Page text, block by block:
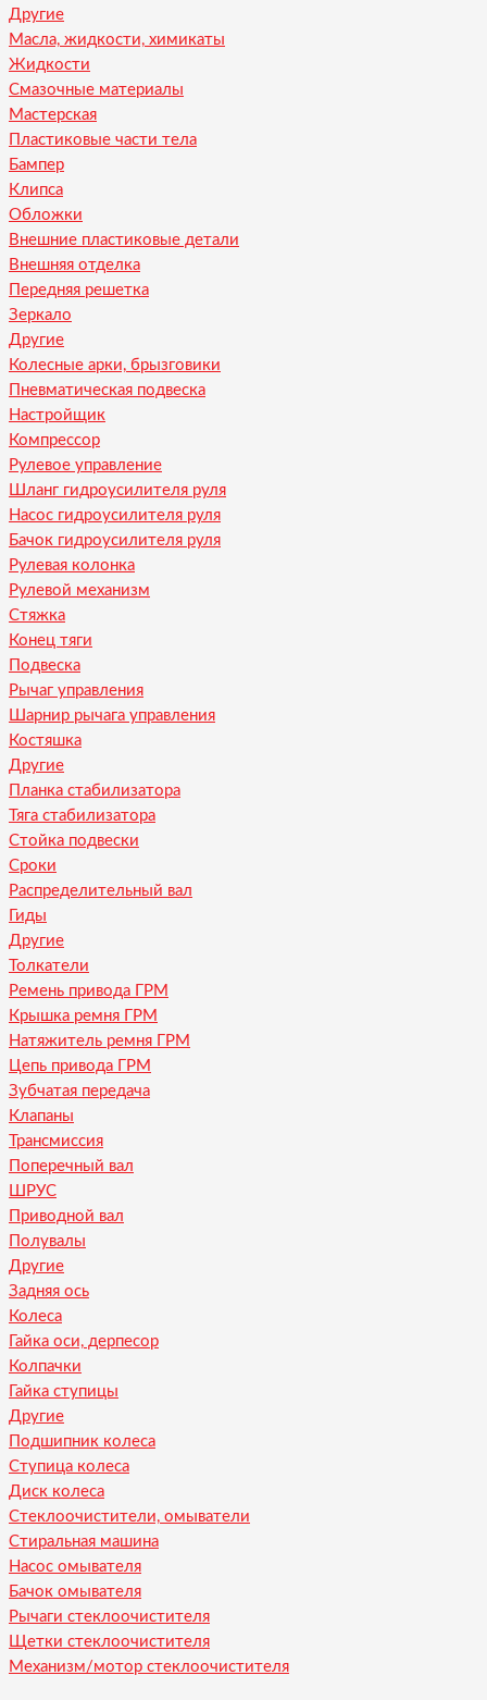
Другие
Масла, жидкости, химикаты
Жидкости
Смазочные материалы
Мастерская
Пластиковые части тела
Бампер
Клипса
Обложки
Внешние пластиковые детали
Внешняя отделка
Передняя решетка
Зеркало
Другие
Колесные арки, брызговики
Пневматическая подвеска
Настройщик
Компрессор
Рулевое управление
Шланг гидроусилителя руля
Насос гидроусилителя руля
Бачок гидроусилителя руля
Рулевая колонка
Рулевой механизм
Стяжка
Конец тяги
Подвеска
Рычаг управления
Шарнир рычага управления
Костяшка
Другие
Планка стабилизатора
Тяга стабилизатора
Стойка подвески
Сроки
Распределительный вал
Гиды
Другие
Толкатели
Ремень привода ГРМ
Крышка ремня ГРМ
Натяжитель ремня ГРМ
Цепь привода ГРМ
Зубчатая передача
Клапаны
Трансмиссия
Поперечный вал
ШРУС
Приводной вал
Полувалы
Другие
Задняя ось
Колеса
Гайка оси, дерпесор
Колпачки
Гайка ступицы
Другие
Подшипник колеса
Ступица колеса
Диск колеса
Стеклоочистители, омыватели
Стиральная машина
Насос омывателя
Бачок омывателя
Рычаги стеклоочистителя
Щетки стеклоочистителя
Механизм/мотор стеклоочистителя